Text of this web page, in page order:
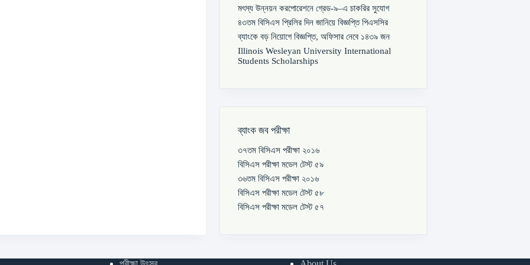
মৎস্য উন্নয়ন করপোরেশনে গ্রেড-৯–এ চাকরির সুযোগ
৪৩তম বিসিএস প্রিলির দিন জানিয়ে বিজ্ঞপ্তি পিএসসির
ব্যাংকে বড় নিয়োগে বিজ্ঞপ্তি, অফিসার নেবে ১৪৩৯ জন
Illinois Wesleyan University International
Students Scholarships
ব্যাংক জব পরীক্ষা
৩৭তম বিসিএস পরীক্ষা ২০১৬
বিসিএস পরীক্ষা মডেল টেস্ট ৫৯
৩৬তম বিসিএস পরীক্ষা ২০১৬
বিসিএস পরীক্ষা মডেল টেস্ট ৫৮
বিসিএস পরীক্ষা মডেল টেস্ট ৫৭